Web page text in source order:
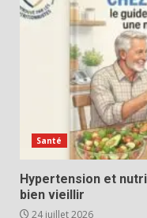
Santé
Hypertension et
bien vieillir
24 juillet 2026